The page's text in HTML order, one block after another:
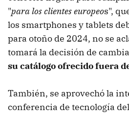
"para los clientes europeos",
los smartphones y tablets
para otoño de 2024, no se
tomará la decisión de
su catálogo ofrecido fuera
También, se aprovechó la
conferencia de tecnología del